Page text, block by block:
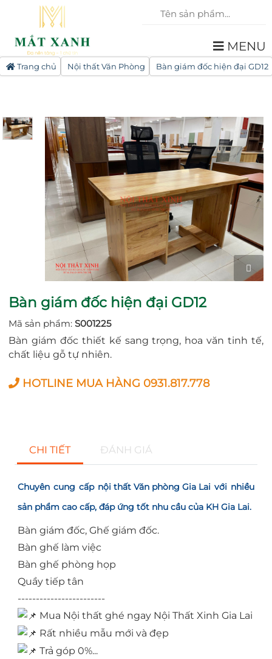
MENU
Trang chủ Nội thất Văn Phòng Bàn giám đốc hiện đại GD12
Bàn giám đốc hiện đại GD12
Mã sản phẩm: S001225
Bàn giám đốc thiết kế sang trọng, hoa văn tinh tế,
chất liệu gỗ tự nhiên.
HOTLINE MUA HÀNG 0931.817.778
CHI TIẾT ĐÁNH GIÁ
Chuyên cung cấp nội thất Văn phòng Gia Lai với nhiều
sản phẩm cao cấp, đáp ứng tốt nhu cầu của KH Gia Lai.
Bàn giám đốc, Ghế giám đốc.
Bàn ghế làm việc
Bàn ghế phòng họp
Quầy tiếp tân
------------------------
Mua Nội thất ghé ngay Nội Thất Xinh Gia Lai
Rất nhiều mẫu mới và đẹp
Trả góp 0%...